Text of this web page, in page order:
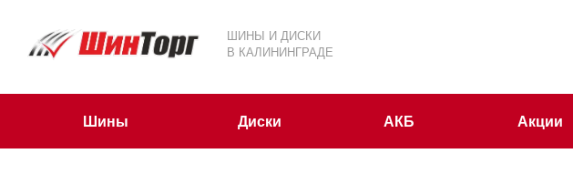
ШИНЫ И ДИСКИ
В КАЛИНИНГРАДЕ
Шины Диски АКБ Акции